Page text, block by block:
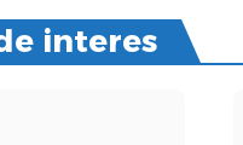
interes